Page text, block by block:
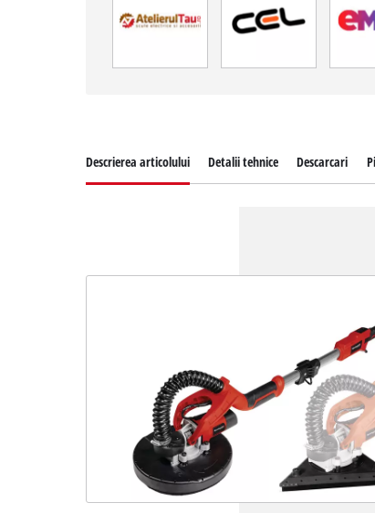
Descrierea articolului Detalii tehnice Descarcari